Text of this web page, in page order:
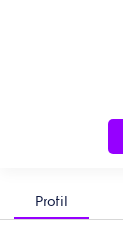
Profil